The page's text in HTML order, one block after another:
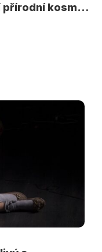
Esenciální oleje – největší přírodní kosmetika